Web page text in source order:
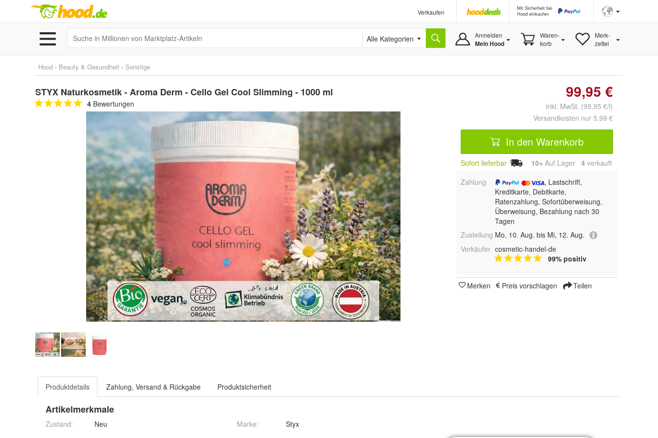
Verkaufen
Mit Sicherheit bei
Hood einkaufen
Alle Kategorien Anmelden
Mein Hood
Waren-
korb
Merk-
zettel
Hood › Beauty & Gesundheit › Sonstige
STYX Naturkosmetik - Aroma Derm - Cello Gel Cool Slimming - 1000 ml
4 Bewertungen
99,95 €
inkl. MwSt. (99,95 €/l)
Versandkosten nur 5,99 €
In den Warenkorb
Sofort lieferbar 10+ Auf Lager 4 verkauft
Zahlung
, Lastschrift,
Kreditkarte, Debitkarte,
Ratenzahlung, Sofortüberweisung,
Überweisung, Bezahlung nach 30
Tagen
Zustellung Mo, 10. Aug. bis Mi, 12. Aug.
Verkäufer cosmetic-handel-de
99% positiv
Merken Preis vorschlagen Teilen
Produktdetails Zahlung, Versand & Rückgabe Produktsicherheit
Artikelmerkmale
Zustand: Neu Marke: Styx